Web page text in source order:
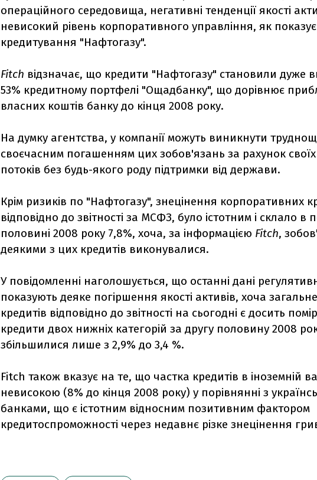
операційного середовища, негативні тенденції якості
невисокий рівень корпоративного управління, як
кредитування "Нафтогазу".
Fitch відзначає, що кредити "Нафтогазу" становили дуже
53% кредитному портфелі "Ощадбанку", що дорівнює
власних коштів банку до кінця 2008 року.
На думку агентства, у компанії можуть виникнути труднощі
своєчасним погашенням цих зобов'язань за рахунок
потоків без будь-якого роду підтримки від держави.
Крім ризиків по "Нафтогазу", знецінення корпоративних
відповідно до звітності за МСФЗ, було істотним і склало в
половині 2008 року 7,8%, хоча, за інформацією Fitch,
деякими з цих кредитів виконувалися.
У повідомленні наголошується, що останні дані
показують деяке погіршення якості активів, хоча
кредитів відповідно до звітності на сьогодні є досить
кредити двох нижніх категорій за другу половину 2008
збільшилися лише з 2,9% до 3,4 %.
Fitch також вказує на те, що частка кредитів в іноземній
невисокою (8% до кінця 2008 року) у порівнянні з
банками, що є істотним відносним позитивним фактором
кредитоспроможності через недавнє різке знецінення